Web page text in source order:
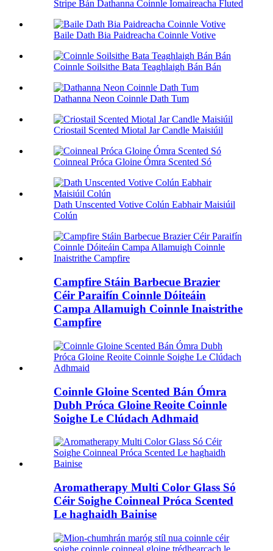
Stripe Bán Dathanna Coinnle Iomaireacha Fluted
Baile Dath Bia Paidreacha Coinnle Votive
Coinnle Soilsithe Bata Teaghlaigh Bán Bán
Dathanna Neon Coinnle Dath Tum
Criostail Scented Miotal Jar Candle Maisiúil
Coinneal Próca Gloine Ómra Scented Só
Dath Unscented Votive Colún Eabhair Maisiúil
Colún
Campfire Stáin Barbecue Brazier
Céir Paraifín Coinnle Dóiteáin
Campa Allamuigh Coinnle Inaistrithe
Campfire
Coinnle Gloine Scented Bán Ómra
Dubh Próca Gloine Reoite Coinnle
Soighe Le Clúdach Adhmaid
Aromatherapy Multi Color Glass Só
Céir Soighe Coinneal Próca Scented
Le haghaidh Bainise